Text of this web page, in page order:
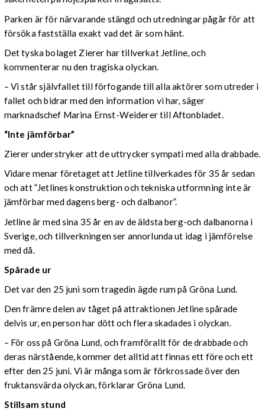
Parken är för närvarande stängd och utredningar pågår för att
försöka fastställa exakt vad det är som hänt.
Det tyska bolaget Zierer har tillverkat Jetline, och
kommenterar nu den tragiska olyckan.
– Vi står självfallet till förfogande till alla aktörer som utreder i
fallet och bidrar med den information vi har, säger
marknadschef Marina Ernst-Weiderer till Aftonbladet.
“Inte jämförbar”
Zierer understryker att de uttrycker sympati med alla drabbade.
Vidare menar företaget att Jetline tillverkades för 35 år sedan
och att ”Jetlines konstruktion och tekniska utformning inte är
jämförbar med dagens berg- och dalbanor”.
Jetline är med sina 35 år en av de äldsta berg-och dalbanorna i
Sverige, och tillverkningen ser annorlunda ut idag i jämförelse
med då.
Spårade ur
Det var den 25 juni som tragedin ägde rum på Gröna Lund.
Den främre delen av tåget på attraktionen Jetline spårade
delvis ur, en person har dött och flera skadades i olyckan.
– För oss på Gröna Lund, och framförallt för de drabbade och
deras närstående, kommer det alltid att finnas ett före och ett
efter den 25 juni. Vi är många som är förkrossade över den
fruktansvärda olyckan, förklarar Gröna Lund.
Stillsam stund